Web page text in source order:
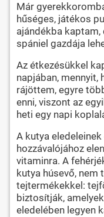
Már
hűséges, játékos
ajándékba
spániel gazdája
Az étkezésükkel
napjában, mennyit,
rájöttem, egyre
enni, viszont az
heti egy napi
A kutya
hozzávalójához
vitaminra. A
kutya húsevő,
tejtermékekkel:
biztosítják,
eledelében legyen